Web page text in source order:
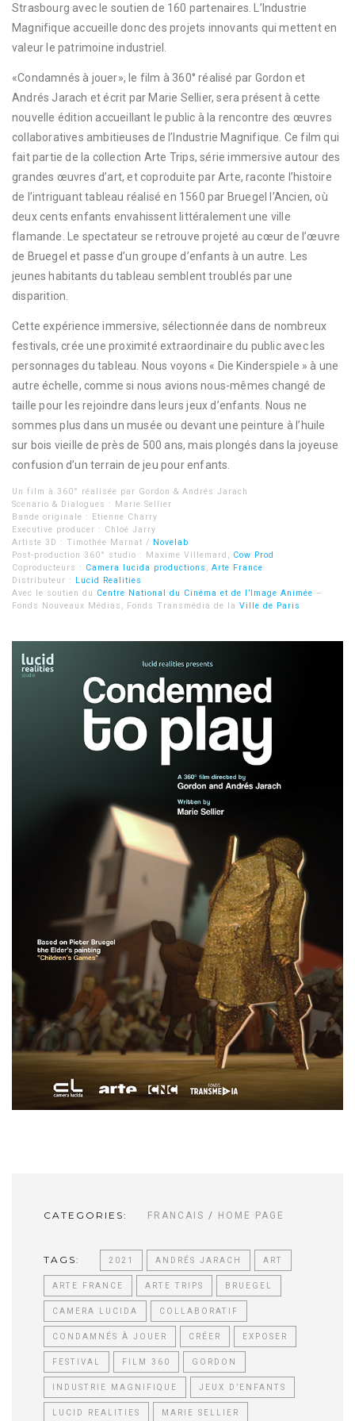
Strasbourg avec le soutien de 160 partenaires. L’Industrie
Magnifique accueille donc des projets innovants qui mettent en
valeur le patrimoine industriel.
«Condamnés à jouer», le film à 360° réalisé par Gordon et
Andrés Jarach et écrit par Marie Sellier, sera présent à cette
nouvelle édition accueillant le public à la rencontre des œuvres
collaboratives ambitieuses de l’Industrie Magnifique. Ce film qui
fait partie de la collection Arte Trips, série immersive autour des
grandes œuvres d’art, et coproduite par Arte, raconte l’histoire
de l’intriguant tableau réalisé en 1560 par Bruegel l’Ancien, où
deux cents enfants envahissent littéralement une ville
flamande. Le spectateur se retrouve projeté au cœur de l’œuvre
de Bruegel et passe d’un groupe d’enfants à un autre. Les
jeunes habitants du tableau semblent troublés par une
disparition.
Cette expérience immersive, sélectionnée dans de nombreux
festivals, crée une proximité extraordinaire du public avec les
personnages du tableau. Nous voyons « Die Kinderspiele » à une
autre échelle, comme si nous avions nous-mêmes changé de
taille pour les rejoindre dans leurs jeux d’enfants. Nous ne
sommes plus dans un musée ou devant une peinture à l’huile
sur bois vieille de près de 500 ans, mais plongés dans la joyeuse
confusion d’un terrain de jeu pour enfants.
Un film à 360° réalisée par Gordon & Andrés Jarach
Scenario & Dialogues : Marie Sellier
Bande originale : Etienne Charry
Executive producer : Chloé Jarry
Artiste 3D : Timothée Marnat / Novelab
Post-production 360° studio : Maxime Villemard, Cow Prod
Coproducteurs : Camera lucida productions , Arte France
Distributeur : Lucid Realities
Avec le soutien du Centre National du Cinéma et de l’Image Animée –
Fonds Nouveaux Médias, Fonds Transmédia de la Ville de Paris
CATEGORIES: FRANCAIS / HOME PAGE
TAGS: 2021 ANDRÉS JARACH ART
ARTE FRANCE ARTE TRIPS BRUEGEL
CAMERA LUCIDA COLLABORATIF
CONDAMNÉS À JOUER CRÉER EXPOSER
FESTIVAL FILM 360 GORDON
INDUSTRIE MAGNIFIQUE JEUX D’ENFANTS
LUCID REALITIES MARIE SELLIER